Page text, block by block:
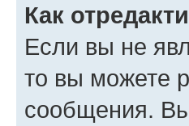
Как
Если вы не
то вы можете
сообщения.